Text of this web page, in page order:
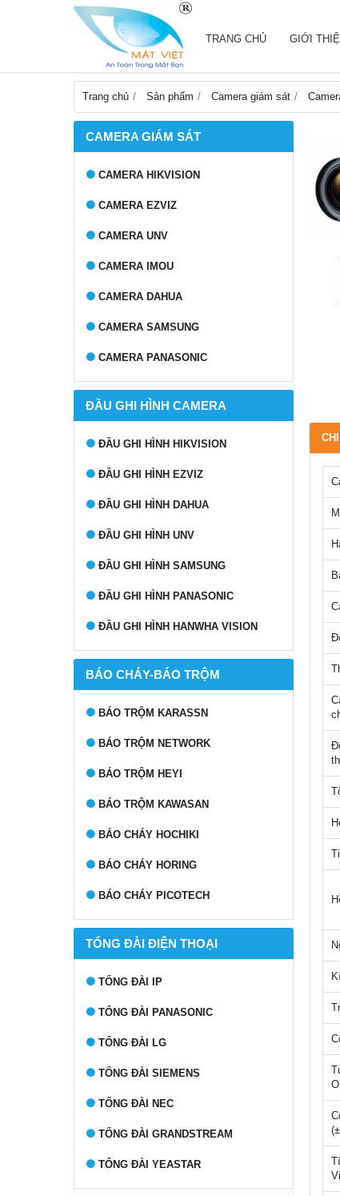
TRANG CHỦ GIỚI
Trang chủ Sản phẩm Camera giám sát
CAMERA GIÁM SÁT
CAMERA HIKVISION
CAMERA EZVIZ
CAMERA UNV
CAMERA IMOU
CAMERA DAHUA
CAMERA SAMSUNG
CAMERA PANASONIC
ĐẦU GHI HÌNH CAMERA
ĐẦU GHI HÌNH HIKVISION
ĐẦU GHI HÌNH EZVIZ
ĐẦU GHI HÌNH DAHUA
ĐẦU GHI HÌNH UNV
ĐẦU GHI HÌNH SAMSUNG
ĐẦU GHI HÌNH PANASONIC
ĐẦU GHI HÌNH HANWHA VISION
BÁO CHÁY-BÁO TRỘM
BÁO TRỘM KARASSN
BÁO TRỘM NETWORK
BÁO TRỘM HEYI
BÁO TRỘM KAWASAN
BÁO CHÁY HOCHIKI
BÁO CHÁY HORING
BÁO CHÁY PICOTECH
TỔNG ĐÀI ĐIỆN THOẠI
TỔNG ĐÀI IP
TỔNG ĐÀI PANASONIC
TỔNG ĐÀI LG
TỔNG ĐÀI SIEMENS
TỔNG ĐÀI NEC
TỔNG ĐÀI GRANDSTREAM
TỔNG ĐÀI YEASTAR